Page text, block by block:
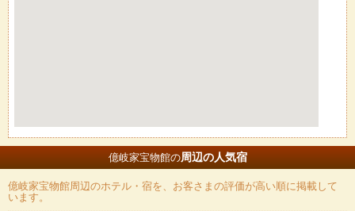
億岐家宝物館の周辺の人気宿
億岐家宝物館周辺のホテル・宿を、お客さまの評価が高い順に掲載して
います。